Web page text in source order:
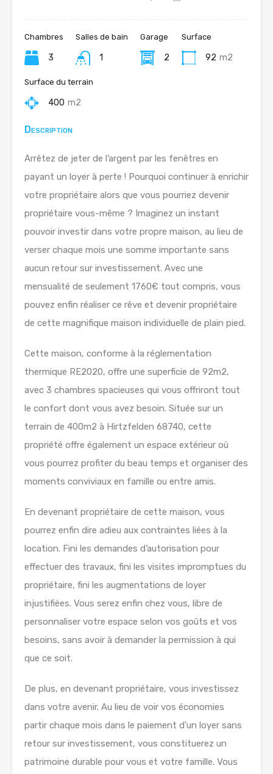
Chambres
3
Salles de bain
1
Garage
2
Surface
92 m2
Surface du terrain
400 m2
Description
Arrêtez de jeter de l’argent par les fenêtres en
payant un loyer à perte ! Pourquoi continuer à enrichir
votre propriétaire alors que vous pourriez devenir
propriétaire vous-même ? Imaginez un instant
pouvoir investir dans votre propre maison, au lieu de
verser chaque mois une somme importante sans
aucun retour sur investissement. Avec une
mensualité de seulement 1760€ tout compris, vous
pouvez enfin réaliser ce rêve et devenir propriétaire
de cette magnifique maison individuelle de plain pied.
Cette maison, conforme à la réglementation
thermique RE2020, offre une superficie de 92m2,
avec 3 chambres spacieuses qui vous offriront tout
le confort dont vous avez besoin. Située sur un
terrain de 400m2 à Hirtzfelden 68740, cette
propriété offre également un espace extérieur où
vous pourrez profiter du beau temps et organiser des
moments conviviaux en famille ou entre amis.
En devenant propriétaire de cette maison, vous
pourrez enfin dire adieu aux contraintes liées à la
location. Fini les demandes d’autorisation pour
effectuer des travaux, fini les visites impromptues du
propriétaire, fini les augmentations de loyer
injustifiées. Vous serez enfin chez vous, libre de
personnaliser votre espace selon vos goûts et vos
besoins, sans avoir à demander la permission à qui
que ce soit.
De plus, en devenant propriétaire, vous investissez
dans votre avenir. Au lieu de voir vos économies
partir chaque mois dans le paiement d’un loyer sans
retour sur investissement, vous constituerez un
patrimoine durable pour vous et votre famille. Vous